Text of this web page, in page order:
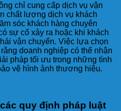
chỉ cung cấp dịch vụ vận
chất lượng dịch vụ khách
sóc khách hàng chuyên
sự cố xảy ra hoặc khi khách
vận chuyển. Việc lựa chọn
doanh nghiệp có thể nhận
pháp tối ưu trong những tình
vệ hình ảnh thương hiệu.
quy định pháp luật